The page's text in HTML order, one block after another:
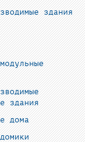
здания
здания
дома